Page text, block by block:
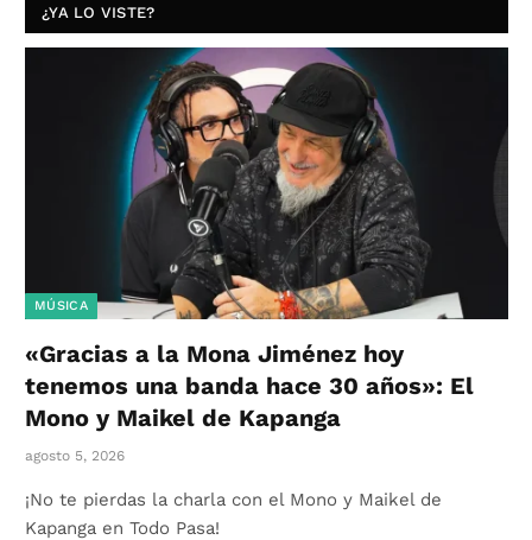
¿YA LO VISTE?
MÚSICA
«Gracias a la Mona Jiménez hoy
tenemos una banda hace 30 años»: El
Mono y Maikel de Kapanga
agosto 5, 2026
¡No te pierdas la charla con el Mono y Maikel de
Kapanga en Todo Pasa!